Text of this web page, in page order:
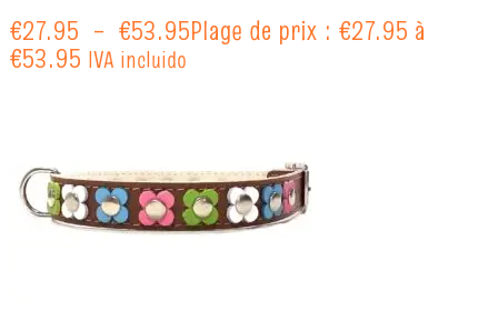
€27.95 – €53.95Plage de prix : €27.95 à
€53.95 IVA incluido